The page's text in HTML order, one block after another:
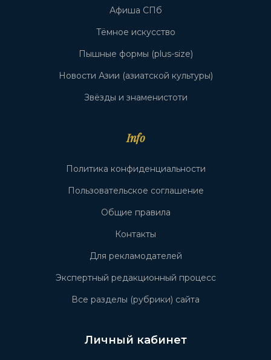
Афиша СПб
Тёмное искусство
Пышные формы (plus-size)
Новости Азии (азиатской культуры)
Звёзды и знаменистоти
Info
Политика конфиденциальности
Пользовательское соглашение
Общие правила
Контакты
Для рекламодателей
Экспертный редакционный процесс
Все разделы (рубрики) сайта
Личный кабинет